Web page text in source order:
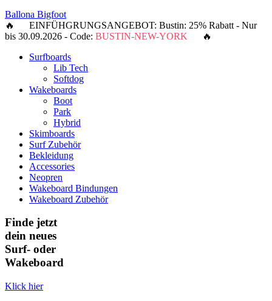
Ballona Bigfoot
🔥 EINFÜHGRUNGSANGEBOT: Bustin: 25% Rabatt - Nur
bis 30.09.2026 - Code: BUSTIN-NEW-YORK 🔥
Surfboards
Lib Tech
Softdog
Wakeboards
Boot
Park
Hybrid
Skimboards
Surf Zubehör
Bekleidung
Accessories
Neopren
Wakeboard Bindungen
Wakeboard Zubehör
Finde jetzt
dein neues
Surf- oder
Wakeboard
Klick hier